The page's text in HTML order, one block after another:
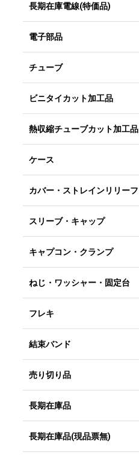
長期在庫電線(特価品)
電子部品
チューブ
ビニタイカット加工品
熱収縮チューブカット加工品
ケース
カバー・ストレインリリーフ
スリーブ・キャップ
キャプコン・クランプ
ねじ・ワッシャー・固定台
フレキ
結束バンド
売り切り品
長期在庫品
長期在庫品(現品票無)